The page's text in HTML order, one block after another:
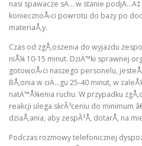
nasi spawacze sÄ… w stanie
koniecznoÅ›ci powrotu do bazy po
materiaÅ‚y.
Czas od zgÅ‚oszenia do wyjazdu
niÅ¼ 10-15 minut. DziÄ™ki sprawnej
gotowoÅ›ci naszego personelu,
BÅ‚onia w ciÄ…gu 25-40 minut, w
natÄ™Å¼enia ruchu. W przypadku
reakcji ulega skrÃ³ceniu do minimum
dziaÅ‚ania, aby zespÃ³Å‚ dotarÅ‚ na
Podczas rozmowy telefonicznej